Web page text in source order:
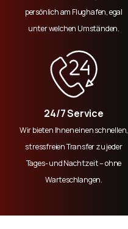
persönlich am Flughafen, egal
unter welchen Umständen.
24/7 Service
Wir bieten Ihnen einen schnellen,
stressfreien Transfer zu jeder
Tages- und Nachtzeit – ohne
Warteschlangen.